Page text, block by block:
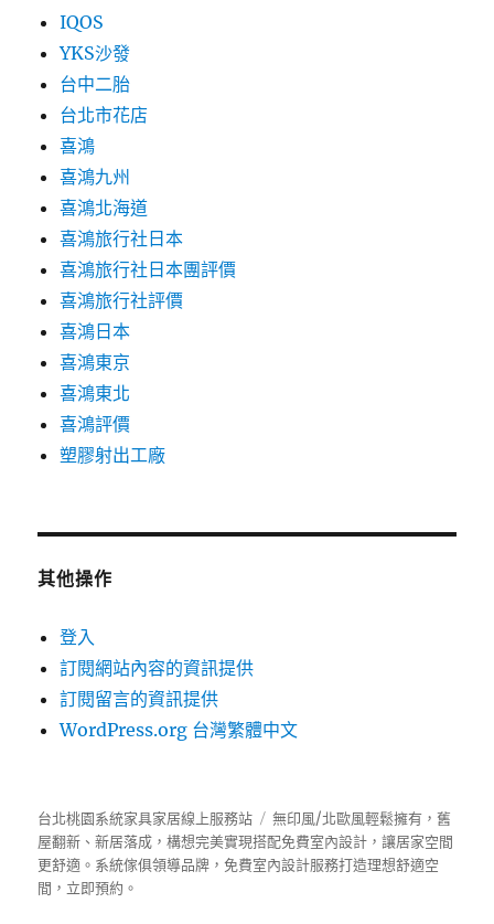
IQOS
YKS沙發
台中二胎
台北市花店
喜鴻
喜鴻九州
喜鴻北海道
喜鴻旅行社日本
喜鴻旅行社日本團評價
喜鴻旅行社評價
喜鴻日本
喜鴻東京
喜鴻東北
喜鴻評價
塑膠射出工廠
其他操作
登入
訂閱網站內容的資訊提供
訂閱留言的資訊提供
WordPress.org 台灣繁體中文
台北桃園系統家具家居線上服務站
無印風/北歐風輕鬆擁有，舊
屋翻新、新居落成，構想完美實現搭配免費室內設計，讓居家空間
更舒適。 系統傢俱領導品牌，免費室內設計服務打造理想舒適空
間，立即預約。